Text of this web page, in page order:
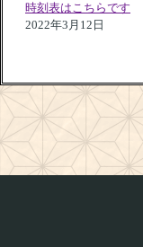
時刻表はこちらです
2022年3月12日